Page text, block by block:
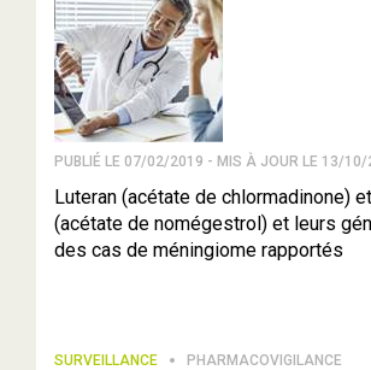
PUBLIÉ LE 07/02/2019 - MIS À JOUR LE 13/10/
Luteran (acétate de chlormadinone)
(acétate de nomégestrol) et leurs
des cas de méningiome rapportés
SURVEILLANCE PHARMACOVIGILANCE